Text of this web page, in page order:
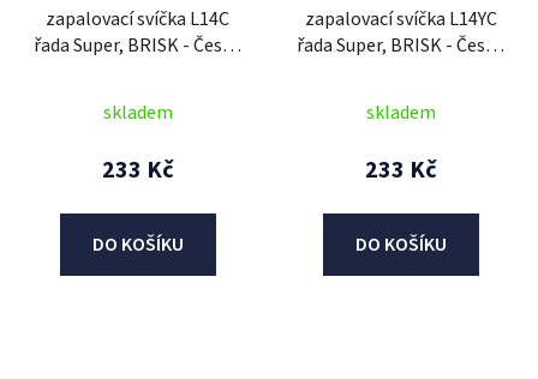
zapalovací svíčka L14C
řada Super, BRISK - Česká
skladem
233 Kč
DO KOŠÍKU
zapalovací svíčka L14YC
řada Super, BRISK - Česká
skladem
233 Kč
DO KOŠÍKU